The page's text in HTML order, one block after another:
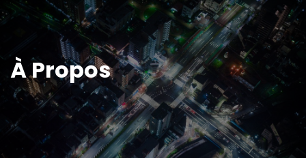
À Propos